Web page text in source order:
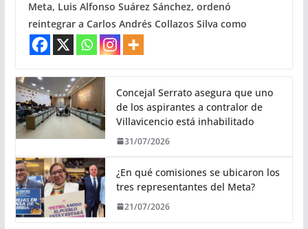
Meta, Luis Alfonso Suárez Sánchez, ordenó
reintegrar a Carlos Andrés Collazos Silva como
Concejal Serrato asegura que uno
de los aspirantes a contralor de
Villavicencio está inhabilitado
31/07/2026
¿En qué comisiones se ubicaron los
tres representantes del Meta?
21/07/2026